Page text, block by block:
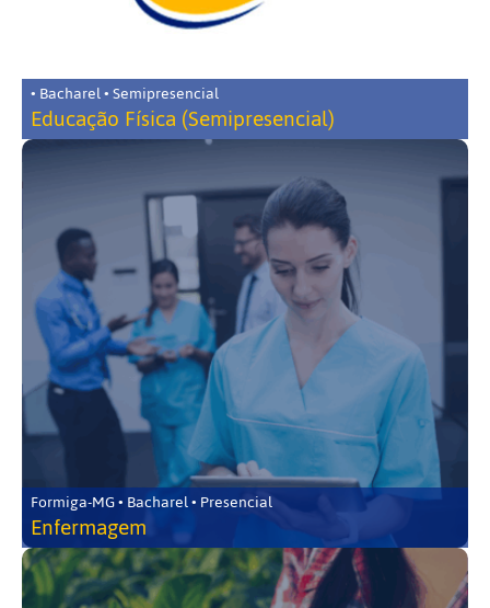
• Bacharel • Semipresencial
Educação Física (Semipresencial)
Formiga-MG • Bacharel • Presencial
Enfermagem